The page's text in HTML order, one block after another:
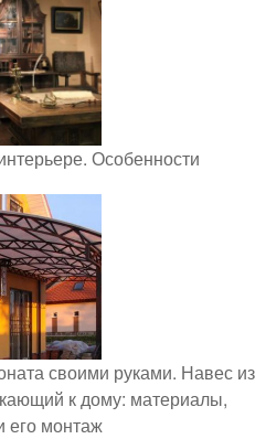
Особенности
своими руками. Навес из
к дому: материалы,
его монтаж